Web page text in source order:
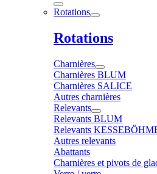
Rotations
Rotations
Charnières
Charnières BLUM
Charnières SALICE
Autres charnières
Relevants
Relevants BLUM
Relevants
Autres relevants
Abattants
Charnières et pivots de